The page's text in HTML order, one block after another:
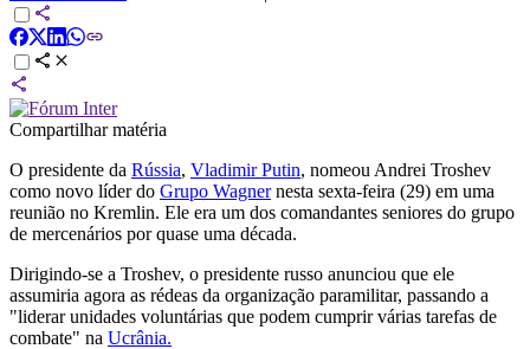
Compartilhar matéria
O presidente da Rússia, Vladimir Putin, nomeou Andrei Troshev
como novo líder do Grupo Wagnernesta sexta-feira (29) em uma
reunião no Kremlin. Ele era um dos comandantes seniores do grupo
de mercenários por quase uma década.
Dirigindo-se a Troshev, o presidente russo anunciou que ele
assumiria agora as rédeas da organização paramilitar, passando a
"liderar unidades voluntárias que podem cumprir várias tarefas de
combate" na Ucrânia.